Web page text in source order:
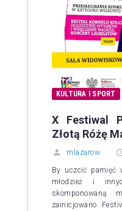
KULTURA I SPORT
X Festiwal
Złotą Różę
mlazarow
By uczcić pamięć
młodzież i
skomponowaną
zainicjowano